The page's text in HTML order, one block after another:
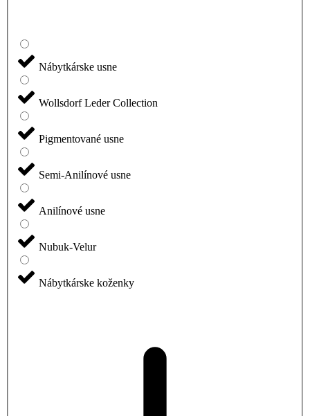
Nábytkárske usne
Wollsdorf Leder Collection
Pigmentované usne
Semi-Anilínové usne
Anilínové usne
Nubuk-Velur
Nábytkárske koženky